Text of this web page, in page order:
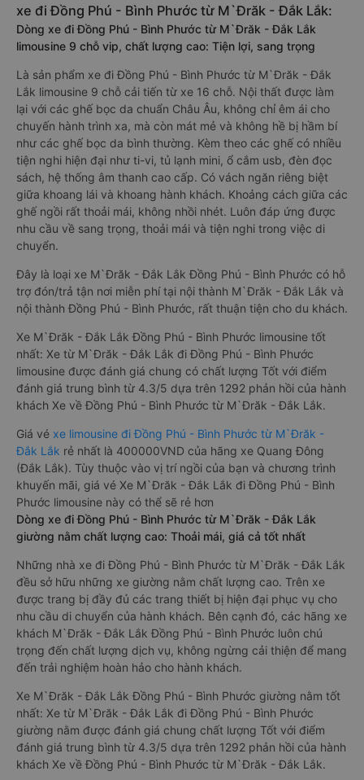
xe đi Đồng Phú - Bình Phước từ M`Đrăk - Đắk Lắk:
Dòng xe đi Đồng Phú - Bình Phước từ M`Đrăk - Đắk Lắk
limousine 9 chỗ vip, chất lượng cao: Tiện lợi, sang trọng
Là sản phẩm xe đi Đồng Phú - Bình Phước từ M`Đrăk - Đắk
Lắk limousine 9 chỗ cải tiến từ xe 16 chỗ. Nội thất được làm
lại với các ghế bọc da chuẩn Châu Âu, không chỉ êm ái cho
chuyến hành trình xa, mà còn mát mẻ và không hề bị hầm bí
như các ghế bọc da bình thường. Kèm theo các ghế có nhiều
tiện nghi hiện đại như ti-vi, tủ lạnh mini, ổ cắm usb, đèn đọc
sách, hệ thống âm thanh cao cấp. Có vách ngăn riêng biệt
giữa khoang lái và khoang hành khách. Khoảng cách giữa các
ghế ngồi rất thoải mái, không nhồi nhét. Luôn đáp ứng được
nhu cầu về sang trọng, thoải mái và tiện nghi trong việc di
chuyển.
Đây là loại xe M`Đrăk - Đắk Lắk Đồng Phú - Bình Phước có hỗ
trợ đón/trả tận nơi miễn phí tại nội thành M`Đrăk - Đắk Lắk và
nội thành Đồng Phú - Bình Phước, rất thuận tiện cho du khách.
Xe M`Đrăk - Đắk Lắk Đồng Phú - Bình Phước limousine tốt
nhất: Xe từ M`Đrăk - Đắk Lắk đi Đồng Phú - Bình Phước
limousine được đánh giá chung có chất lượng Tốt với điểm
đánh giá trung bình từ 4.3/5 dựa trên 1292 phản hồi của hành
khách Xe về Đồng Phú - Bình Phước từ M`Đrăk - Đắk Lắk.
Giá vé xe limousine đi Đồng Phú - Bình Phước từ M`Đrăk -
Đắk Lắk rẻ nhất là 400000VND của hãng xe Quang Đông
(Đắk Lắk). Tùy thuộc vào vị trí ngồi của bạn và chương trình
khuyến mãi, giá vé Xe M`Đrăk - Đắk Lắk đi Đồng Phú - Bình
Phước limousine này có thể sẽ rẻ hơn
Dòng xe đi Đồng Phú - Bình Phước từ M`Đrăk - Đắk Lắk
giường nằm chất lượng cao: Thoải mái, giá cả tốt nhất
Những nhà xe đi Đồng Phú - Bình Phước từ M`Đrăk - Đắk Lắk
đều sở hữu những xe giường nằm chất lượng cao. Trên xe
được trang bị đầy đủ các trang thiết bị hiện đại phục vụ cho
nhu cầu di chuyển của hành khách. Bên cạnh đó, các hãng xe
khách M`Đrăk - Đắk Lắk Đồng Phú - Bình Phước luôn chú
trọng đến chất lượng dịch vụ, không ngừng cải thiện để mang
đến trải nghiệm hoàn hảo cho hành khách.
Xe M`Đrăk - Đắk Lắk Đồng Phú - Bình Phước giường nằm tốt
nhất: Xe từ M`Đrăk - Đắk Lắk đi Đồng Phú - Bình Phước
giường nằm được đánh giá chung chất lượng Tốt với điểm
đánh giá trung bình từ 4.3/5 dựa trên 1292 phản hồi của hành
khách Xe về Đồng Phú - Bình Phước từ M`Đrăk - Đắk Lắk.